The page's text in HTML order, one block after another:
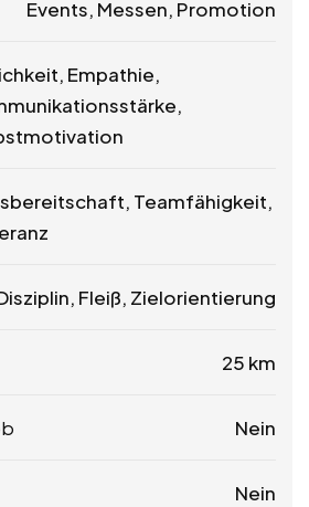
Events, Messen, Promotion
Empathie,
Teamfähigkeit,
Fleiß, Zielorientierung
25 km
Nein
Nein